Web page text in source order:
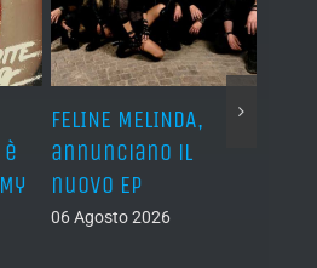
è
FELINE MELINDA,
annunciano il
nuovo EP
06 Agosto 2026